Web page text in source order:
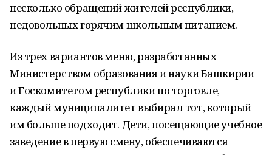
несколько обращений жителей республики,
недовольных горячим школьным питанием.
Из трех вариантов меню, разработанных
Министерством образования и науки Башкирии
и Госкомитетом республики по торговле,
каждый муниципалитет выбирал тот, который
им больше подходит. Дети, посещающие учебное
заведение в первую смену, обеспечиваются